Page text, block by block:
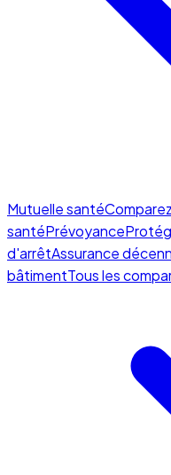
Mutuelle santé
santéPrévoyance
d'arrêtAssurance
bâtimentTous les